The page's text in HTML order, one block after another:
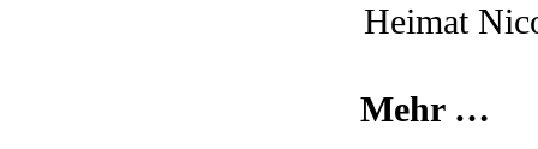
Heimat
Mehr …